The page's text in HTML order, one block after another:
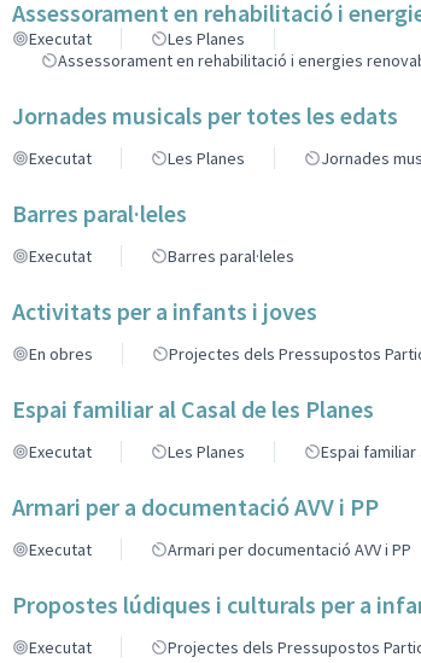
Assessorament en rehabilitació i
Executat
Les Planes
Assessorament en rehabilitació i energies
Jornades musicals per totes les edats
Executat Les Planes Jornades
Barres paral·leles
Executat Barres paral·leles
Activitats per a infants i joves
En obres Projectes dels Pressupostos
Espai familiar al Casal de les Planes
Executat Les Planes Espai familiar
Armari per a documentació AVV i PP
Executat Armari per documentació AVV i PP
Propostes lúdiques i culturals per a
Executat Projectes dels Pressupostos